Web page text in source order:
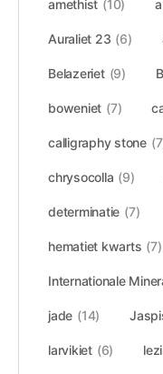
amethist (10)
Auraliet 23 (6)
Belazeriet (9)
boweniet (7)
calligraphy stone
chrysocolla (9)
determinatie (7)
hematiet kwarts (7)
Internationale
jade (14)
larvikiet (6)